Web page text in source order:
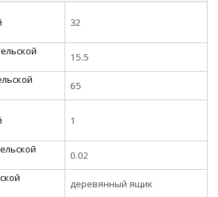
32
15.5
65
1
0.02
деревянный ящик